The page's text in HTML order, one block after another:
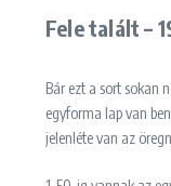
Fele talált –
Bár ezt a sort sokan
egyforma lap van
jelenléte van az